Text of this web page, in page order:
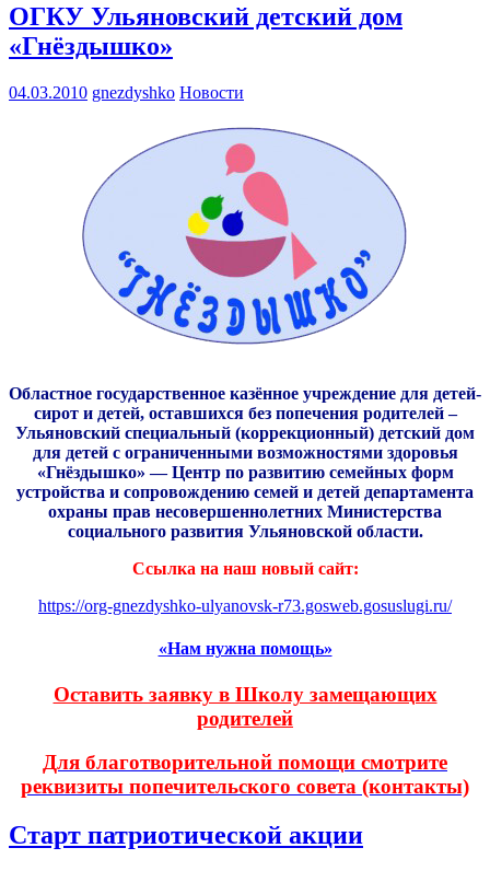
ОГКУ Ульяновский детский дом
«Гнёздышко»
04.03.2010 gnezdyshko Новости
Областное государственное казённое учреждение для детей-
сирот и детей, оставшихся без попечения родителей –
Ульяновский специальный (коррекционный) детский дом
для детей с ограниченными возможностями здоровья
«Гнёздышко» — Центр по развитию семейных форм
устройства и сопровождению семей и детей департамента
охраны прав несовершеннолетних Министерства
социального развитияУльяновской области.
Ссылка на наш новый сайт:
https://org-gnezdyshko-ulyanovsk-r73.gosweb.gosuslugi.ru/
«Нам нужна помощь»
Оставить заявку в Школу замещающих
родителей
Для благотворительной помощи смотрите
реквизиты попечительского совета (контакты)
Старт патриотической акции